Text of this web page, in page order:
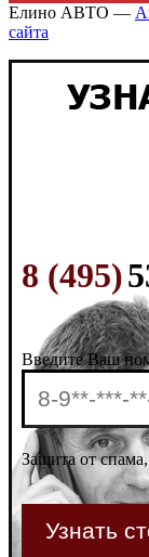
Елино АВТО —
сайта
8 (495)
Введите Ваш
Защита от спама,